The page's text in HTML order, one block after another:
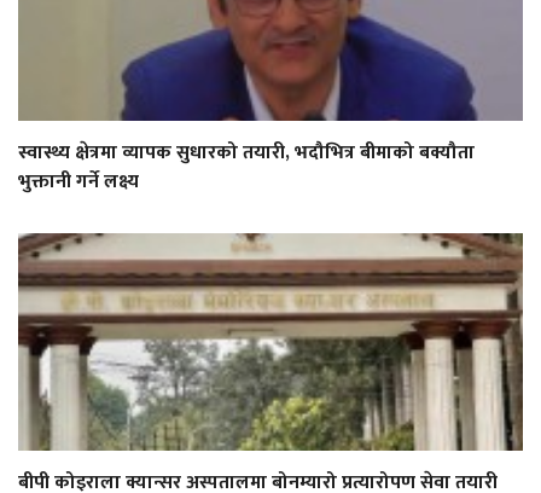
स्वास्थ्य क्षेत्रमा व्यापक सुधारको तयारी, भदौभित्र बीमाको बक्यौता
भुक्तानी गर्ने लक्ष्य
बीपी कोइराला क्यान्सर अस्पतालमा बोनम्यारो प्रत्यारोपण सेवा तयारी